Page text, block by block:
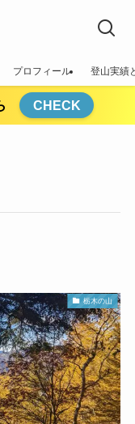
プロフィール 登山実績
CHECK
栃木の山